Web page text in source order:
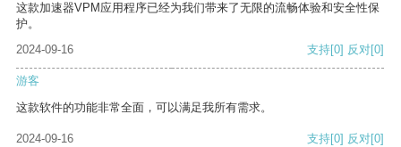
这款加速器VPM应用程序已经为我们带来了无限的流畅体验和安全性保
护。
2024-09-16
支持[0] 反对[0]
游客
这款软件的功能非常全面，可以满足我所有需求。
2024-09-16 支持[0] 反对[0]